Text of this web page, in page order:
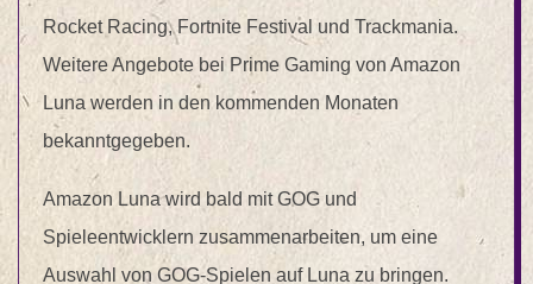
Rocket Racing, Fortnite Festival und Trackmania.
Weitere Angebote bei Prime Gaming von Amazon
Luna werden in den kommenden Monaten
bekanntgegeben.
Amazon Luna wird bald mit GOG und
Spieleentwicklern zusammenarbeiten, um eine
Auswahl von GOG-Spielen auf Luna zu bringen.